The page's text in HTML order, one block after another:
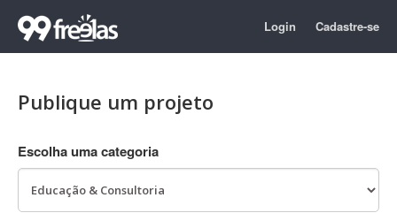
Login Cadastre-se
Publique um projeto
Escolha uma categoria